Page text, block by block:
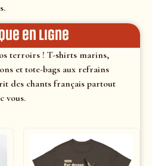
en ligne
terroirs ! T-shirts marins,
et tote-bags aux refrains
des chants français partout
vous.